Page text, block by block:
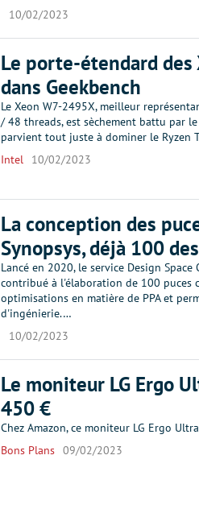
10/02/2023
Le porte-étendard
dans Geekbench
Le Xeon W7-2495X, meilleur
/ 48 threads, est sèchement battu par
parvient tout juste à dominer le Ryzen
Intel
10/02/2023
La conception des
Synopsys, déjà 100
Lancé en 2020, le service Design
contribué à l'élaboration de 100 puces
optimisations en matière de PPA et
d'ingénierie.…
10/02/2023
Le moniteur LG Ergo
450 €
Chez Amazon, ce moniteur LG Ergo
Bons Plans 09/02/2023